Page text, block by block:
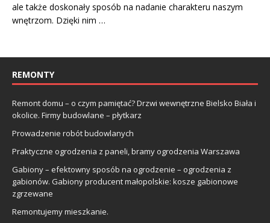
ale także doskonały sposób na nadanie charakteru naszym
wnętrzom. Dzięki nim …
REMONTY
Remont domu – o czym pamiętać? Drzwi wewnętrzne Bielsko Biała i
okolice. Firmy budowlane – płytkarz
Prowadzenie robót budowlanych
Praktyczne ogrodzenia z paneli, bramy ogrodzenia Warszawa
Gabiony – efektowny sposób na ogrodzenie – ogrodzenia z
gabionów. Gabiony producent małopolskie: kosze gabionowe
zgrzewane
Remontujemy mieszkanie.